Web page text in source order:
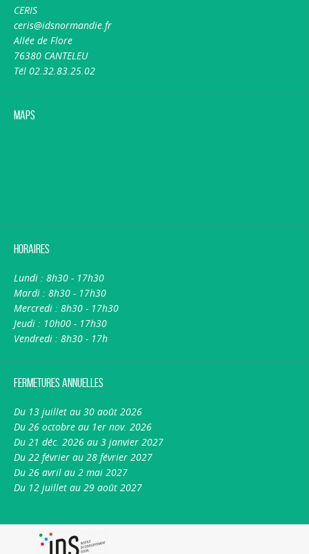
CERIS
ceris@idsnormandie.fr
Allée de Flore
76380 CANTELEU
Tél 02.32.83.25.02
Maps
Horaires
Lundi : 8h30 - 17h30
Mardi : 8h30 - 17h30
Mercredi : 8h30 - 17h30
Jeudi : 10h00 - 17h30
Vendredi : 8h30 - 17h
Fermetures annuelles
Du 13 juillet au 30 août 2026
Du 26 octobre au 1er nov. 2026
Du 21 déc. 2026 au 3 janvier 2027
Du 22 février au 28 février 2027
Du 26 avril au 2 mai 2027
Du 12 juillet au 29 août 2027